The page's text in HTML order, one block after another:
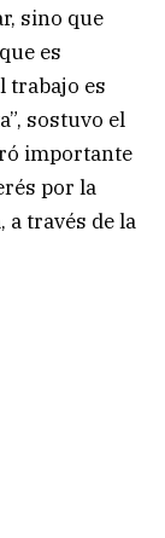
sino que
es
trabajo es
sostuvo el
importante
por la
a través de la